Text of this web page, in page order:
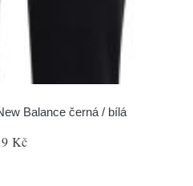
Balance černá / bílá
Kč